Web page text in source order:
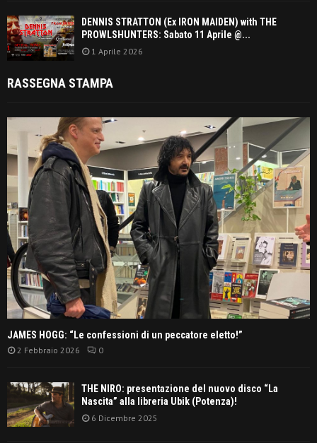
DENNIS STRATTON (Ex IRON MAIDEN) with THE
PROWLSHUNTERS: Sabato 11 Aprile @...
1 Aprile 2026
RASSEGNA STAMPA
JAMES HOGG: “Le confessioni di un peccatore eletto!”
2 Febbraio 2026 0
THE NIRO: presentazione del nuovo disco “La
Nascita” alla libreria Ubik (Potenza)!
6 Dicembre 2025